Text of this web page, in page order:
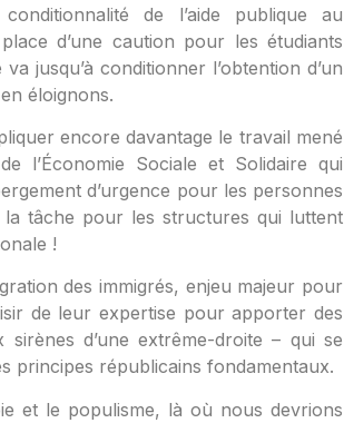
de l’aide publique au
d’une caution pour les étudiants
jusqu’à conditionner l’obtention d’un
éloignons.
encore davantage le travail mené
l’Économie Sociale et Solidaire qui
d’urgence pour les personnes
tâche pour les structures qui luttent
!
des immigrés, enjeu majeur pour
de leur expertise pour apporter des
d’une extrême-droite – qui se
principes républicains fondamentaux.
et le populisme, là où nous devrions